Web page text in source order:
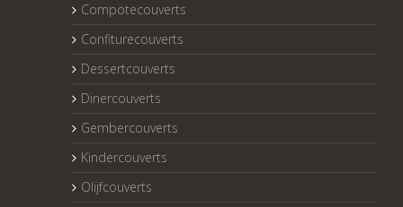
Compotecouverts
Confiturecouverts
Dessertcouverts
Dinercouverts
Gembercouverts
Kindercouverts
Olijfcouverts